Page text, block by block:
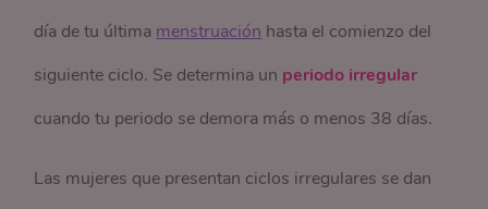
día de tu última menstruación hasta el comienzo del
siguiente ciclo. Se determina un periodo irregular
cuando tu periodo se demora más o menos 38 días.
Las mujeres que presentan ciclos irregulares se dan